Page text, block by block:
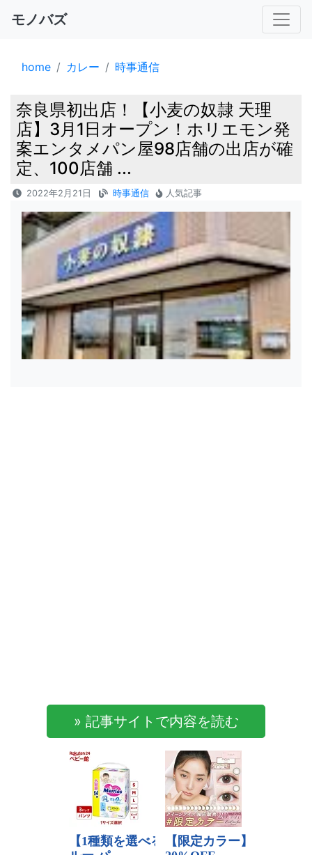
モノバズ
home カレー 時事通信
奈良県初出店！【小麦の奴隷 天理
店】3月1日オープン！ホリエモン発
案エンタメパン屋98店舗の出店が確
定、100店舗 ...
2022年2月21日 時事通信 人気記事
» 記事サイトで内容を読む